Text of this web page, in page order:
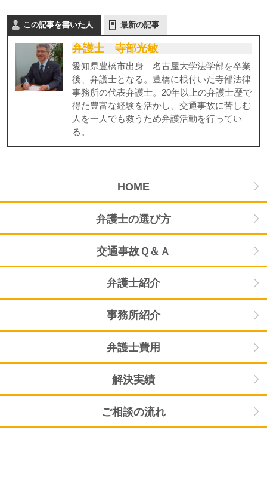
この記事を書いた人 最新の記事
弁護士 寺部光敏
愛知県豊橋市出身 名古屋大学法学部を卒業
後、弁護士となる。豊橋に根付いた寺部法律
事務所の代表弁護士。20年以上の弁護士歴で
得た豊富な経験を活かし、交通事故に苦しむ
人を一人でも救うため弁護活動を行ってい
る。
HOME
弁護士の選び方
交通事故Ｑ＆Ａ
弁護士紹介
事務所紹介
弁護士費用
解決実績
ご相談の流れ